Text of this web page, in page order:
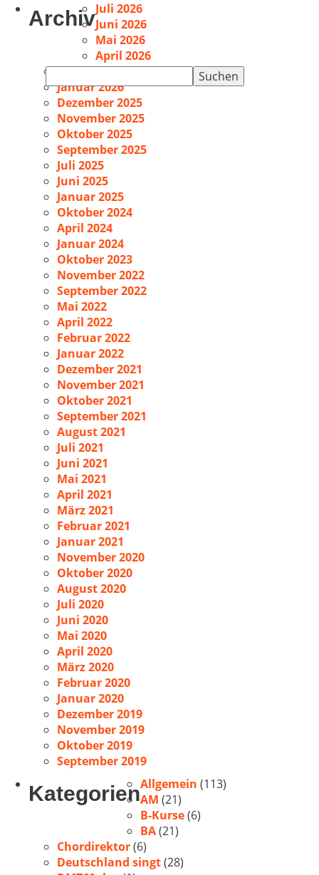
Suchen
nach:
ArchivJuli 2026
Juni 2026
Mai 2026
April 2026
Februar 2026
Januar 2026
Dezember 2025
November 2025
Oktober 2025
September 2025
Juli 2025
Juni 2025
Januar 2025
Oktober 2024
April 2024
Januar 2024
Oktober 2023
November 2022
September 2022
Mai 2022
April 2022
Februar 2022
Januar 2022
Dezember 2021
November 2021
Oktober 2021
September 2021
August 2021
Juli 2021
Juni 2021
Mai 2021
April 2021
März 2021
Februar 2021
Januar 2021
November 2020
Oktober 2020
August 2020
Juli 2020
Juni 2020
Mai 2020
April 2020
März 2020
Februar 2020
Januar 2020
Dezember 2019
November 2019
Oktober 2019
September 2019
KategorienAllgemein (113)
AM (21)
B-Kurse(6)
BA(21)
Chordirektor(6)
Deutschland singt(28)